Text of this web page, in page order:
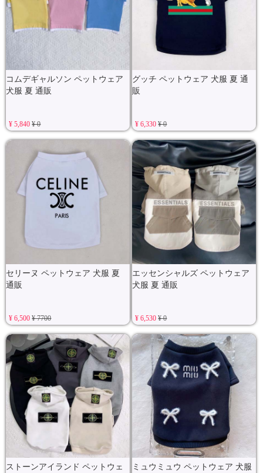
コムデギャルソン ペットウェア
犬服 夏 通販
¥ 5,840¥ 0
グッチ ペットウェア 犬服 夏 通
販
¥ 6,330¥ 0
セリーヌ ペットウェア 犬服 夏
通販
¥ 6,500¥ 7700
エッセンシャルズ ペットウェア
犬服 夏 通販
¥ 6,530¥ 0
ストーンアイランド ペットウェ ミュウミュウ ペットウェア 犬服